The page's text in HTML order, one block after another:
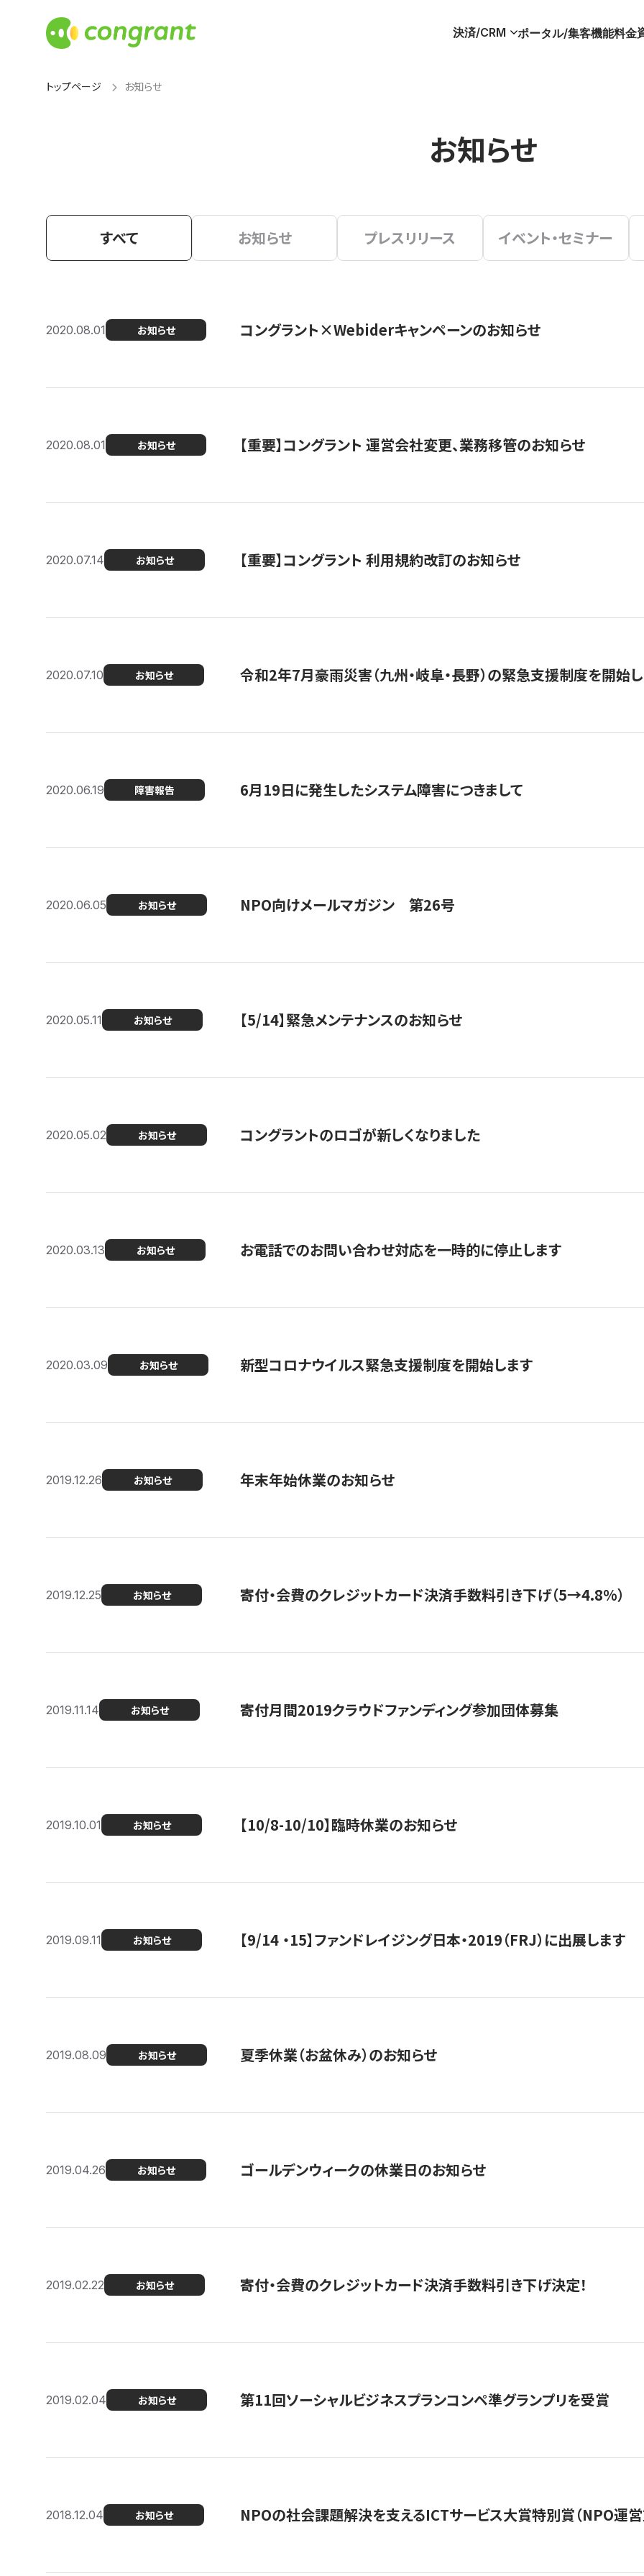
決済/CRM ポータル/集客機能料金
トップページ お知らせ
お知らせ
すべて お知らせ プレスリリース イベント・セミナー
2020.08.01 お知らせ コングラント×Webiderキャンペーンのお知らせ
2020.08.01 お知らせ 【重要】コングラント 運営会社変更、業務移管のお知らせ
2020.07.14 お知らせ 【重要】コングラント 利用規約改訂のお知らせ
2020.07.10 お知らせ 令和2年7月豪雨災害（九州・岐阜・長野）の緊急支援制度を開始
2020.06.19 障害報告 6月19日に発生したシステム障害につきまして
2020.06.05 お知らせ NPO向けメールマガジン 第26号
2020.05.11 お知らせ 【5/14】緊急メンテナンスのお知らせ
2020.05.02 お知らせ コングラントのロゴが新しくなりました
2020.03.13 お知らせ お電話でのお問い合わせ対応を一時的に停止します
2020.03.09 お知らせ 新型コロナウイルス緊急支援制度を開始します
2019.12.26 お知らせ 年末年始休業のお知らせ
2019.12.25 お知らせ 寄付・会費のクレジットカード決済手数料引き下げ（5→4.8%）
2019.11.14 お知らせ 寄付月間2019クラウドファンディング参加団体募集
2019.10.01 お知らせ 【10/8-10/10】臨時休業のお知らせ
2019.09.11 お知らせ 【9/14 ・15】ファンドレイジング日本・2019（FRJ）に出展します
2019.08.09 お知らせ 夏季休業（お盆休み）のお知らせ
2019.04.26 お知らせ ゴールデンウィークの休業日のお知らせ
2019.02.22 お知らせ 寄付・会費のクレジットカード決済手数料引き下げ決定！
2019.02.04 お知らせ 第11回ソーシャルビジネスプランコンペ準グランプリを受賞
2018.12.04 お知らせ NPOの社会課題解決を支えるICTサービス大賞特別賞（NPO運